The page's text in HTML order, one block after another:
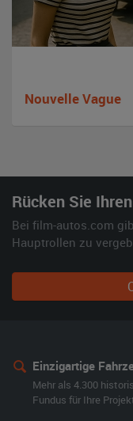
Nouvelle Vague
Rücken Sie
Bei film-autos.com
Hauptrollen zu
Einzigartige
Mehr als 4.300
Fundus für Ihre